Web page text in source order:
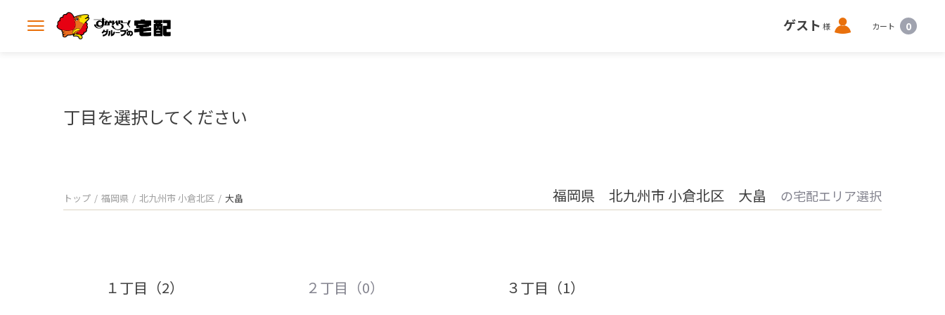
メ
ゲスト 様 ロ
グ
カート 0
丁目を選択してください
トップ 福岡県 北九州市 小倉北区 大畠 福岡県 北九州市 小倉北区 大畠 の宅配エリア選択
１丁目（2） ２丁目（0） ３丁目（1）